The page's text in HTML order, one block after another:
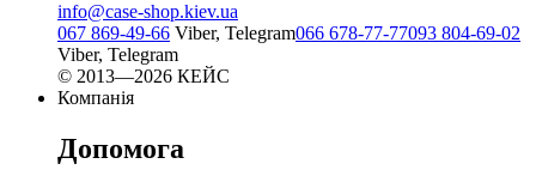
info@case-shop.kiev.ua
067 869-49-66 Viber, Telegram066 678-77-77093 804-69-02
Viber, Telegram
© 2013—2026 КЕЙС
Компанія
Допомога